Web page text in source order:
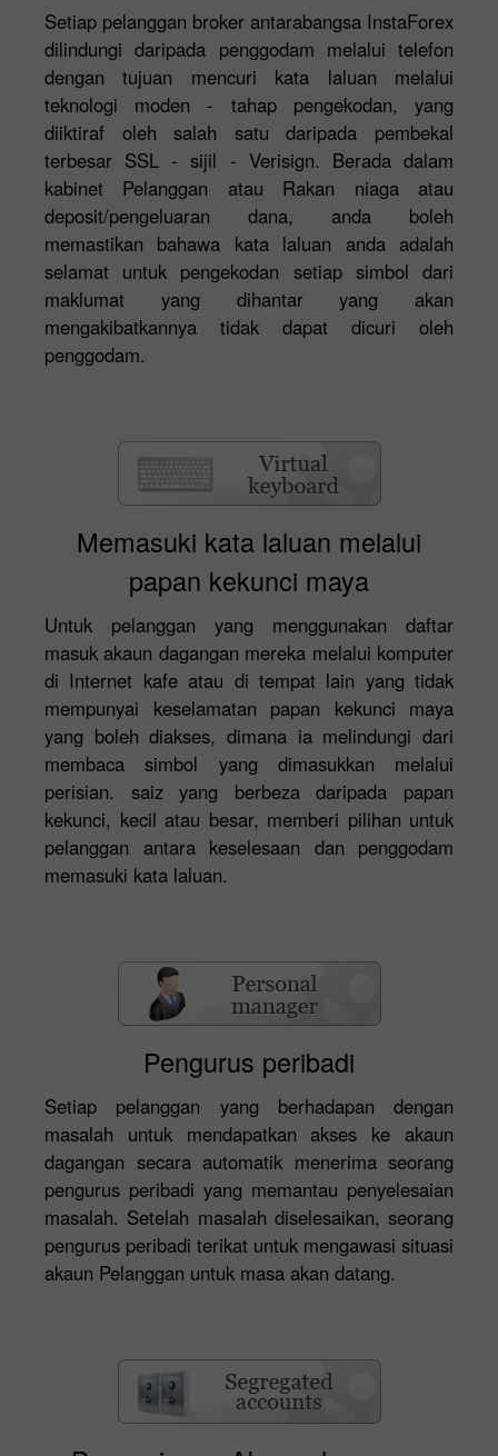
Setiap pelanggan broker antarabangsa InstaForex
dilindungi daripada penggodam melalui telefon
dengan tujuan mencuri kata laluan melalui
teknologi moden - tahap pengekodan, yang
diiktiraf oleh salah satu daripada pembekal
terbesar SSL - sijil - Verisign. Berada dalam
kabinet Pelanggan atau Rakan niaga atau
deposit/pengeluaran dana, anda boleh
memastikan bahawa kata laluan anda adalah
selamat untuk pengekodan setiap simbol dari
maklumat yang dihantar yang akan
mengakibatkannya tidak dapat dicuri oleh
penggodam.
Memasuki kata laluan melalui
papan kekunci maya
Untuk pelanggan yang menggunakan daftar
masuk akaun dagangan mereka melalui komputer
di Internet kafe atau di tempat lain yang tidak
mempunyai keselamatan papan kekunci maya
yang boleh diakses, dimana ia melindungi dari
membaca simbol yang dimasukkan melalui
perisian. saiz yang berbeza daripada papan
kekunci, kecil atau besar, memberi pilihan untuk
pelanggan antara keselesaan dan penggodam
memasuki kata laluan.
Pengurus peribadi
Setiap pelanggan yang berhadapan dengan
masalah untuk mendapatkan akses ke akaun
dagangan secara automatik menerima seorang
pengurus peribadi yang memantau penyelesaian
masalah. Setelah masalah diselesaikan, seorang
pengurus peribadi terikat untuk mengawasi situasi
akaun Pelanggan untuk masa akan datang.